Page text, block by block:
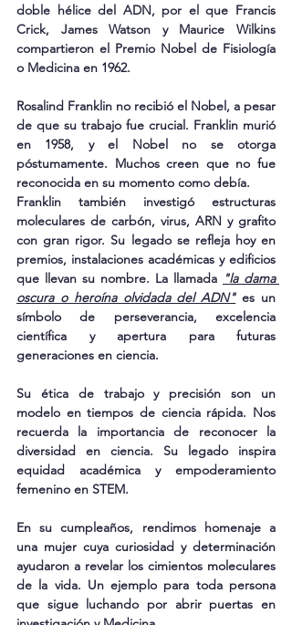
doble hélice del ADN, por el que Francis
Crick, James Watson y Maurice Wilkins
compartieron el Premio Nobel de Fisiología
o Medicina en 1962.
Rosalind Franklin no recibió el Nobel, a pesar
de que su trabajo fue crucial. Franklin murió
en 1958, y el Nobel no se otorga
póstumamente. Muchos creen que no fue
reconocida en su momento como debía.
Franklin también investigó estructuras
moleculares de carbón, virus, ARN y grafito
con gran rigor. Su legado se refleja hoy en
premios, instalaciones académicas y edificios
que llevan su nombre. La llamada "la dama
oscura o heroína olvidada del ADN" es un
símbolo de perseverancia, excelencia
científica y apertura para futuras
generaciones en ciencia.
Su ética de trabajo y precisión son un
modelo en tiempos de ciencia rápida. Nos
recuerda la importancia de reconocer la
diversidad en ciencia. Su legado inspira
equidad académica y empoderamiento
femenino en STEM.
En su cumpleaños, rendimos homenaje a
una mujer cuya curiosidad y determinación
ayudaron a revelar los cimientos moleculares
de la vida. Un ejemplo para toda persona
que sigue luchando por abrir puertas en